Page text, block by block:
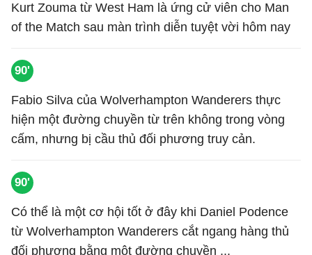
Kurt Zouma từ West Ham là ứng cử viên cho Man
of the Match sau màn trình diễn tuyệt vời hôm nay
90'
Fabio Silva của Wolverhampton Wanderers thực
hiện một đường chuyền từ trên không trong vòng
cấm, nhưng bị cầu thủ đối phương truy cản.
90'
Có thể là một cơ hội tốt ở đây khi Daniel Podence
từ Wolverhampton Wanderers cắt ngang hàng thủ
đối phương bằng một đường chuyền ...